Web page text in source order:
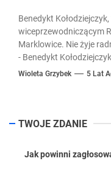
Benedykt
wiceprzewodniczącym
Marklowice. Nie żyje
- Benedykt
Wioleta Grzybek 5 Lat
TWOJE ZDANIE
Jak powinni